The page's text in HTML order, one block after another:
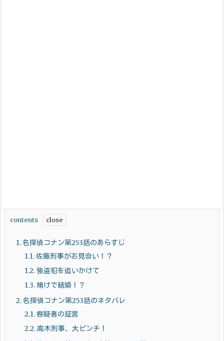
contents
1.名探偵コナン第253話のあらすじ
1.1.佐藤刑事がお見合い！？
1.2.強盗犯を追いかけて
1.3. 賭けで結婚！？
2.名探偵コナン第253話のネタバレ
2.1.容疑者の証言
2.2.高木刑事、大ピンチ！